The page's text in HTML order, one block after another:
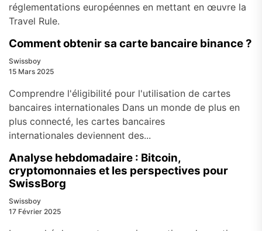
réglementations européennes en mettant en œuvre la
Travel Rule.
Comment obtenir sa carte bancaire binance ?
Swissboy
15 Mars 2025
Comprendre l'éligibilité pour l'utilisation de cartes
bancaires internationales Dans un monde de plus en
plus connecté, les cartes bancaires
internationales deviennent des...
Analyse hebdomadaire : Bitcoin,
cryptomonnaies et les perspectives pour
SwissBorg
Swissboy
17 Février 2025